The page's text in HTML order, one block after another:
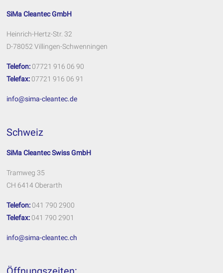
SiMa Cleantec GmbH
Heinrich-Hertz-Str. 32
D-78052 Villingen-Schwenningen
Telefon: 07721 916 06 90
Telefax: 07721 916 06 91
info@sima-cleantec.de
Schweiz
SiMa Cleantec Swiss GmbH
Tramweg 35
CH 6414 Oberarth
Telefon: 041 790 2900
Telefax: 041 790 2901
info@sima-cleantec.ch